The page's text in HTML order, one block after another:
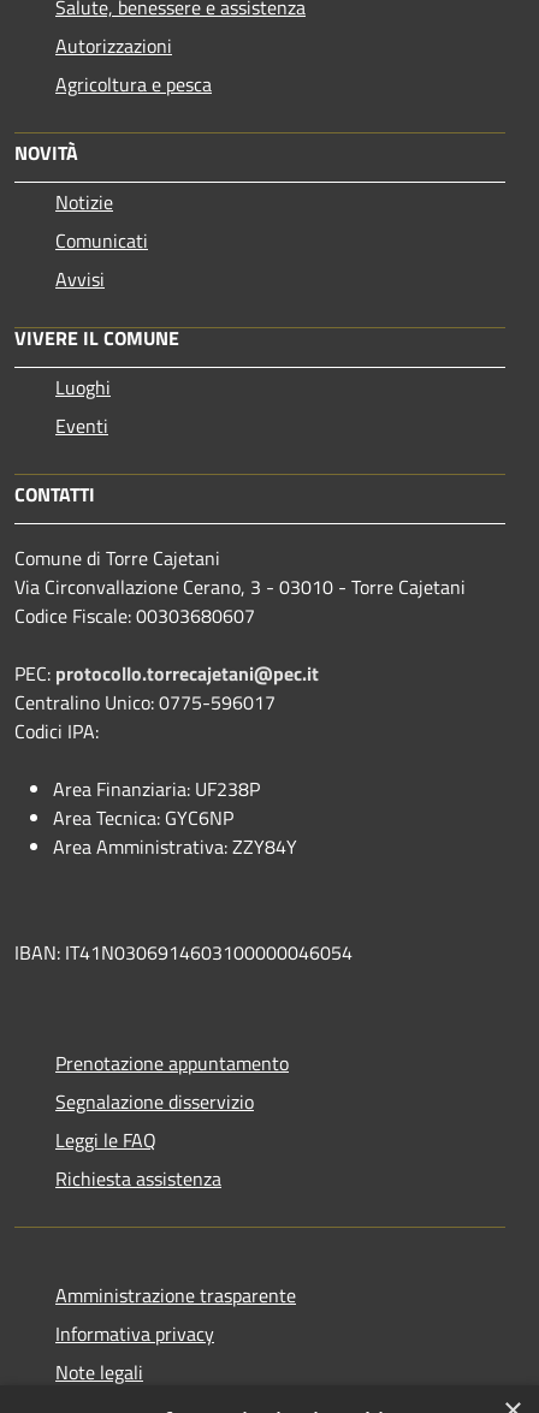
Salute, benessere e assistenza
Autorizzazioni
Agricoltura e pesca
NOVITÀ
Notizie
Comunicati
Avvisi
VIVERE IL COMUNE
Luoghi
Eventi
CONTATTI
Comune di Torre Cajetani
Via Circonvallazione Cerano, 3 - 03010 - Torre Cajetani
Codice Fiscale: 00303680607
PEC: protocollo.torrecajetani@pec.it
Centralino Unico: 0775-596017
Codici IPA:
Area Finanziaria: UF238P
Area Tecnica: GYC6NP
Area Amministrativa: ZZY84Y
IBAN: IT41N0306914603100000046054
Prenotazione appuntamento
Segnalazione disservizio
Leggi le FAQ
Richiesta assistenza
Amministrazione trasparente
Informativa privacy
Note legali